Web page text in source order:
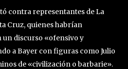
contra representantes de La
Cruz, quienes habrían
discurso «ofensivo y
a Bayer con figuras como Julio
de «civilización o barbarie».